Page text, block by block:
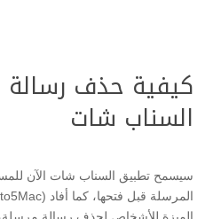
كيفية حذف
السناب شات
سيسمح تطبيق السناب شات الآن